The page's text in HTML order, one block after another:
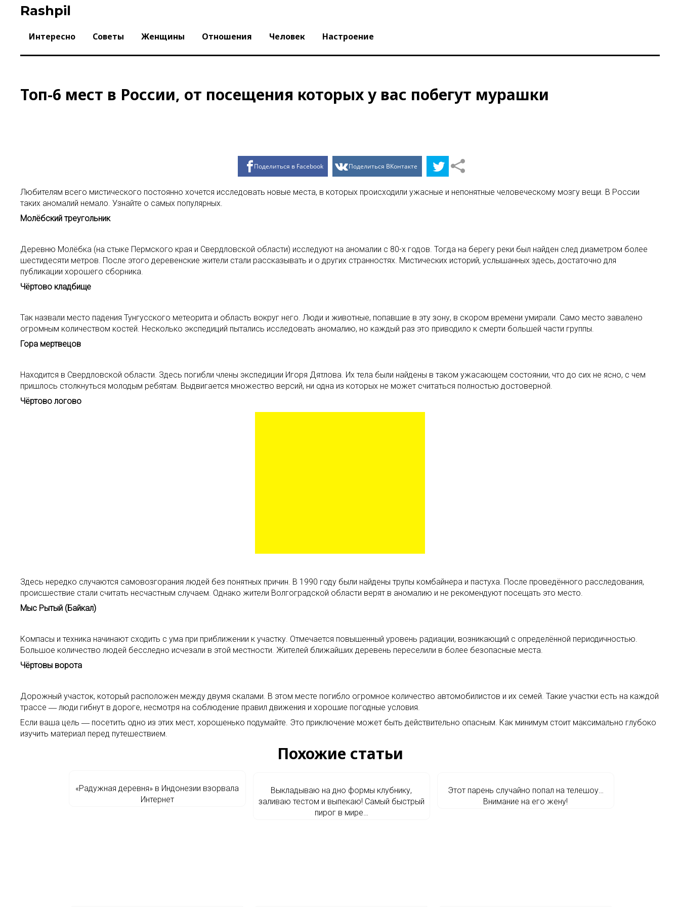
Rashpil
Интересно Советы Женщины Отношения Человек Настроение
Топ-6 мест в России, от посещения которых у вас побегут мурашки
Поделиться в Facebook Поделиться ВКонтакте
Любителям всего мистического постоянно хочется исследовать новые места, в которых происходили ужасные и непонятные человеческому мозгу вещи. В России
таких аномалий немало. Узнайте о самых популярных.
Молёбский треугольник
Деревню Молёбка (на стыке Пермского края и Свердловской области) исследуют на аномалии с 80-х годов. Тогда на берегу реки был найден след диаметром более
шестидесяти метров. После этого деревенские жители стали рассказывать и о других странностях. Мистических историй, услышанных здесь, достаточно для
публикации хорошего сборника.
Чёртово кладбище
Так назвали место падения Тунгусского метеорита и область вокруг него. Люди и животные, попавшие в эту зону, в скором времени умирали. Само место завалено
огромным количеством костей. Несколько экспедиций пытались исследовать аномалию, но каждый раз это приводило к смерти большей части группы.
Гора мертвецов
Находится в Свердловской области. Здесь погибли члены экспедиции Игоря Дятлова. Их тела были найдены в таком ужасающем состоянии, что до сих не ясно, с чем
пришлось столкнуться молодым ребятам. Выдвигается множество версий, ни одна из которых не может считаться полностью достоверной.
Чёртово логово
Здесь нередко случаются самовозгорания людей без понятных причин. В 1990 году были найдены трупы комбайнера и пастуха. После проведённого расследования,
происшествие стали считать несчастным случаем. Однако жители Волгоградской области верят в аномалию и не рекомендуют посещать это место.
Мыс Рытый (Байкал)
Компасы и техника начинают сходить с ума при приближении к участку. Отмечается повышенный уровень радиации, возникающий с определённой периодичностью.
Большое количество людей бесследно исчезали в этой местности. Жителей ближайших деревень переселили в более безопасные места.
Чёртовы ворота
Дорожный участок, который расположен между двумя скалами. В этом месте погибло огромное количество автомобилистов и их семей. Такие участки есть на каждой
трассе ― люди гибнут в дороге, несмотря на соблюдение правил движения и хорошие погодные условия.
Если ваша цель ― посетить одно из этих мест, хорошенько подумайте. Это приключение может быть действительно опасным. Как минимум стоит максимально глубоко
изучить материал перед путешествием.
Похожие статьи
«Радужная деревня» в Индонезии взорвала
Интернет
Выкладываю на дно формы клубнику,
заливаю тестом и выпекаю! Самый быстрый
пирог в мире…
Этот парень случайно попал на телешоу…
Внимание на его жену!